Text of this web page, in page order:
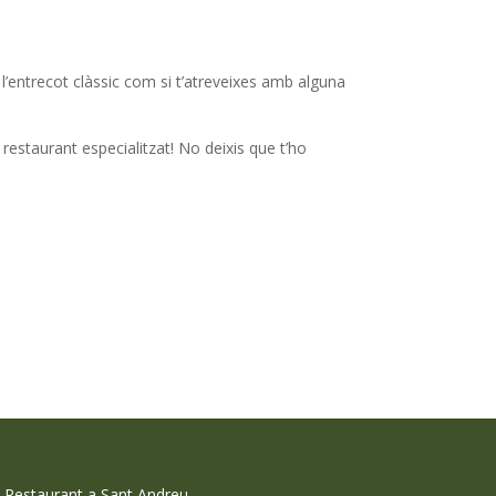
clàssic com si t’atreveixes amb alguna
especialitzat! No deixis que t’ho